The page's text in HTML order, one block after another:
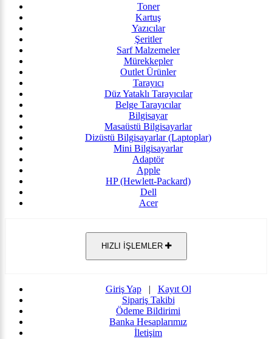
Toner
Kartuş
Yazıcılar
Şeritler
Sarf Malzemeler
Mürekkepler
Outlet Ürünler
Tarayıcı
Düz Yataklı Tarayıcılar
Belge Tarayıcılar
Bilgisayar
Masaüstü Bilgisayarlar
Dizüstü Bilgisayarlar (Laptoplar)
Mini Bilgisayarlar
Adaptör
Apple
HP (Hewlett-Packard)
Dell
Acer
HIZLI İŞLEMLER
Giriş Yap| Kayıt Ol
Sipariş Takibi
Ödeme Bildirimi
Banka Hesaplarımız
İletişim